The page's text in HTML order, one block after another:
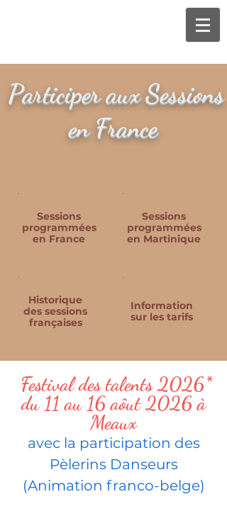
Participer auxSessions
en France
Sessions
programmées
en France
Historique
des sessions
françaises
Sessions
programmées
en Martinique
Information
sur les tarifs
Festival des talents 2026*
du 11 au 16 aôut 2026 à
Meaux
avec la participation des
Pèlerins Danseurs
(Animation franco-belge)